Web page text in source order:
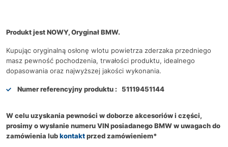
Produkt jest NOWY, Oryginał BMW.
Kupując oryginalną osłonę wlotu powietrza zderzaka przedniego
masz pewność pochodzenia, trwałości produktu, idealnego
dopasowania oraz najwyższej jakości wykonania.
Numer referencyjny produktu : 51119451144
W celu uzyskania pewności w doborze akcesoriów i części,
prosimy o wysłanie numeru VIN posiadanego BMW w uwagach do
zamówienia lubkontaktprzed zamówieniem*